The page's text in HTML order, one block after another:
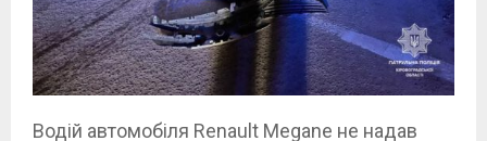
Водій автомобіля Renault Megane не надав